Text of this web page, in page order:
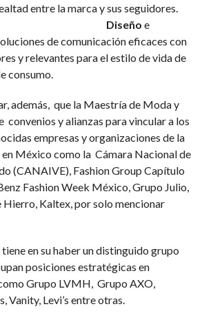
entre la marca y sus seguidores.
Diseño e
de comunicación eficaces con
y relevantes para el estilo de vida de
consumo.
además, que la Maestría de Moda y
y alianzas para vincular a los
empresas y organizaciones de la
México como la Cámara Nacional de
(CANAIVE), Fashion Group Capítulo
Fashion Week México, Grupo Julio,
Hierro, Kaltex, por solo mencionar
en su haber un distinguido grupo
posiciones estratégicas en
Grupo LVMH, Grupo AXO,
Vanity, Levi’s entre otras.